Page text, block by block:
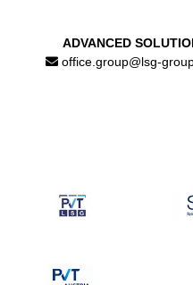
ADVANCED
office.group@lsg-